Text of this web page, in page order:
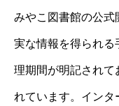
みやこ図書館の公式
実な情報を得られる
理期間が明記されて
れています。インタ